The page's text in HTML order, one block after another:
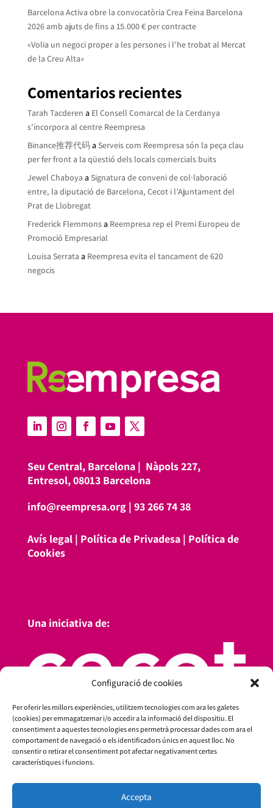
Configuració de cookies
Per oferir les millors experiències, utilitzem tecnologies com ara les galetes
(cookies) per emmagatzemar i/o accedir a la informació del dispositiu. El
consentiment a aquestes tecnologies ens permetrà processar dades com ara el
comportament de navegació o els identificadors únics en aquest lloc. No
consentir o retirar el consentiment pot afectar negativament certes
característiques i funcions.
Accepta
Barcelona Activa obre la convocatòria Crea Feina Barcelona
2026 amb ajuts de fins a 15.000 € per contracte
«Volia un negoci proper a les persones i l’he trobat al Mercat
de la Creu Alta»
Comentarios recientes
Tarah Tacderen a El Consell Comarcal de la Cerdanya
s’incorpora al centre Reempresa
Binance推荐代码a Serveis com Reempresa són la peça clau
per fer front a la qüestió dels locals comercials buits
Jewel Chaboya a Signatura de conveni de col·laboració
entre, la diputació de Barcelona, Cecot i l’Ajuntament del
Prat de Llobregat
Frederick Flemmonsa Reempresa rep el Premi Europeu de
Promoció Empresarial
Louisa Serrata a Reempresa evita el tancament de 620
negocis
Seu Central, Barcelona | Nàpols 227,
Entresol, 08013 Barcelona
info@reempresa.org| 93 266 74 38
Avís legal| Política de Privadesa| Política de
Cookies
Una iniciativa de: